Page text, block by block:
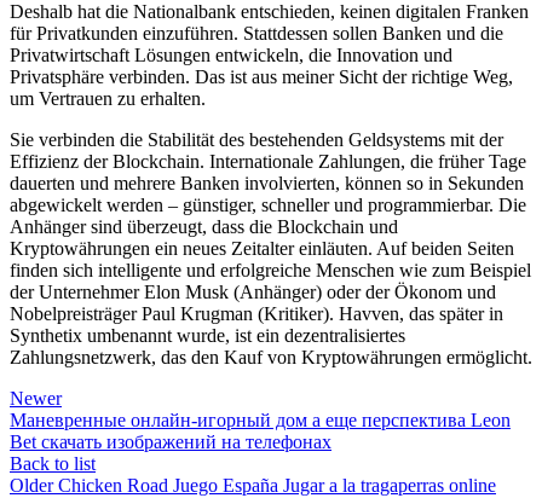
Deshalb hat die Nationalbank entschieden, keinen digitalen Franken
für Privatkunden einzuführen. Stattdessen sollen Banken und die
Privatwirtschaft Lösungen entwickeln, die Innovation und
Privatsphäre verbinden. Das ist aus meiner Sicht der richtige Weg,
um Vertrauen zu erhalten.
Sie verbinden die Stabilität des bestehenden Geldsystems mit der
Effizienz der Blockchain. Internationale Zahlungen, die früher Tage
dauerten und mehrere Banken involvierten, können so in Sekunden
abgewickelt werden – günstiger, schneller und programmierbar. Die
Anhänger sind überzeugt, dass die Blockchain und
Kryptowährungen ein neues Zeitalter einläuten. Auf beiden Seiten
finden sich intelligente und erfolgreiche Menschen wie zum Beispiel
der Unternehmer Elon Musk (Anhänger) oder der Ökonom und
Nobelpreisträger Paul Krugman (Kritiker). Havven, das später in
Synthetix umbenannt wurde, ist ein dezentralisiertes
Zahlungsnetzwerk, das den Kauf von Kryptowährungen ermöglicht.
Newer
Маневренные онлайн-игорный дом а еще перспектива Leon
Bet скачать изображений на телефонах
Back to list
Older Chicken Road Juego España Jugar a la tragaperras online